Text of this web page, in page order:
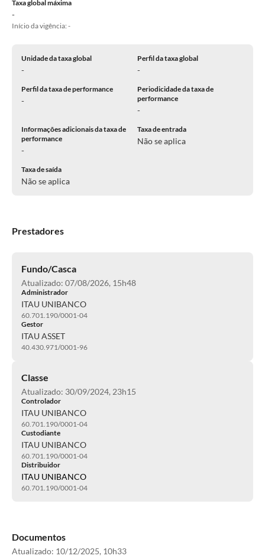
Taxa global máxima
-
Início da vigência: -
Unidade da taxa global
-
Perfil da taxa global
-
Perfil da taxa de performance
-
Periodicidade da taxa de
performance
-
Informações adicionais da taxa de
performance
-
Taxa de entrada
Não se aplica
Taxa de saída
Não se aplica
Prestadores
Fundo/Casca
Atualizado: 07/08/2026, 15h48
Administrador
ITAU UNIBANCO
60.701.190/0001-04
Gestor
ITAU ASSET
40.430.971/0001-96
Classe
Atualizado: 30/09/2024, 23h15
Controlador
ITAU UNIBANCO
60.701.190/0001-04
Custodiante
ITAU UNIBANCO
60.701.190/0001-04
Distribuidor
ITAU UNIBANCO
60.701.190/0001-04
Documentos
Atualizado: 10/12/2025, 10h33